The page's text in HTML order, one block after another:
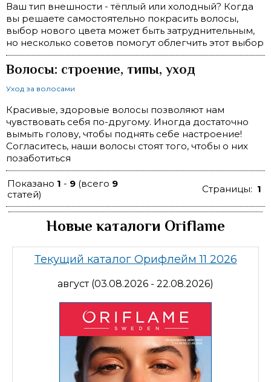
Ваш тип внешности - тёплый или холодный? Когда
вы решаете самостоятельно покрасить волосы,
выбор нового цвета может быть затруднительным,
но несколько советов помогут облегчить этот выбор
Волосы: строение, типы, уход
Уход за волосами
Красивые, здоровые волосы позволяют нам
чувствовать себя по-другому. Иногда достаточно
вымыть голову, чтобы поднять себе настроение!
Согласитесь, наши волосы стоят того, чтобы о них
позаботиться
Показано 1 - 9 (всего 9
статей)
Страницы: 1
Новые каталоги Oriflame
Текущий каталог Орифлейм 11 2026
август (03.08.2026 - 22.08.2026)